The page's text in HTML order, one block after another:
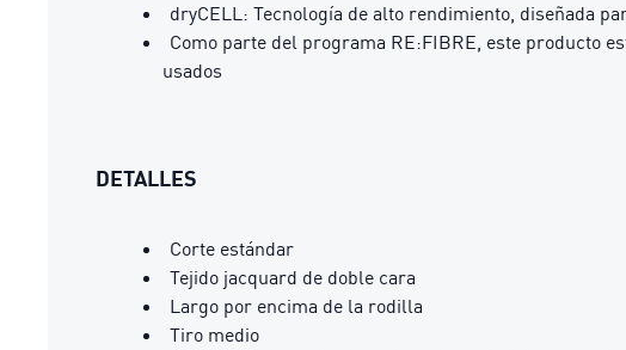
dryCELL: Tecnología de alto rendimiento, diseñada
Como parte del programa RE:FIBRE, este producto
usados
DETALLES
Corte estándar
Tejido jacquard de doble cara
Largo por encima de la rodilla
Tiro medio